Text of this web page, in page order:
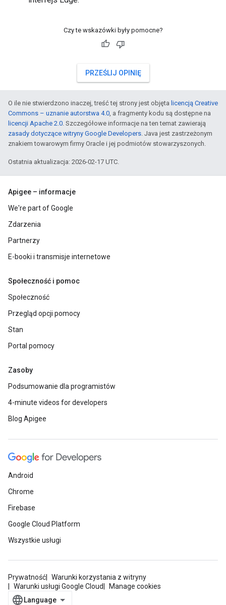
Czy te wskazówki były pomocne?
PRZEŚLIJ OPINIĘ
O ile nie stwierdzono inaczej, treść tej strony jest objęta licencją Creative
Commons – uznanie autorstwa 4.0, a fragmenty kodu są dostępne na
licencji Apache 2.0. Szczegółowe informacje na ten temat zawierają
zasady dotyczące witryny Google Developers. Java jest zastrzeżonym
znakiem towarowym firmy Oracle i jej podmiotów stowarzyszonych.
Ostatnia aktualizacja: 2026-02-17 UTC.
Apigee – informacje
We're part of Google
Zdarzenia
Partnerzy
E-booki i transmisje internetowe
Społeczność i pomoc
Społeczność
Przegląd opcji pomocy
Stan
Portal pomocy
Zasoby
Podsumowanie dla programistów
4-minute videos for developers
Blog Apigee
Android
Chrome
Firebase
Google Cloud Platform
Wszystkie usługi
Prywatność
Warunki korzystania z witryny
Warunki usługi Google Cloud
Manage cookies